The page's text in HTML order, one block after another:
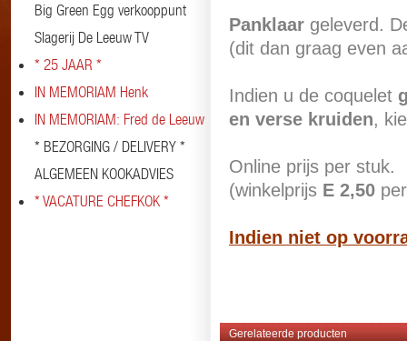
Big Green Egg verkooppunt
Slagerij De Leeuw TV
* 25 JAAR *
IN MEMORIAM Henk
IN MEMORIAM: Fred de Leeuw
* BEZORGING / DELIVERY *
ALGEMEEN KOOKADVIES
* VACATURE CHEFKOK *
Panklaar geleverd.
(dit dan graag even
Indien u de coquelet
en verse kruiden,
Online prijs per stuk.
(winkelprijs E 2,50
Indien niet op
Gerelateerde producten